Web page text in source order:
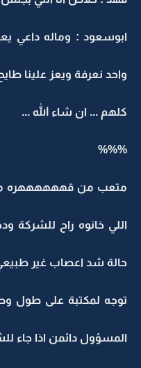
ابوسعود : وماله داعي
واحد نعرفة ويعز علينا
كلهم ... ان شاء الله ...
%%%
متعب من قههههههره
اللي خانوه راح للشركة
حالة شد اعصاب غير
توجه لمكتبة على طول
المسؤول دائمن اذا جاء